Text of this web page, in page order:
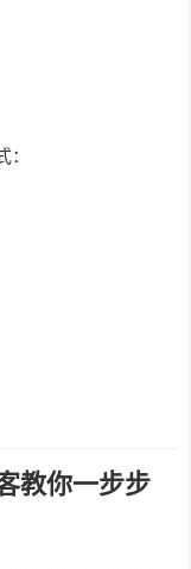
教你一步步